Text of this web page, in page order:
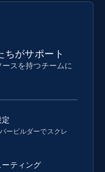
ちがサポート
スを持つチームに
定
ービルダーでスクレ
ティング